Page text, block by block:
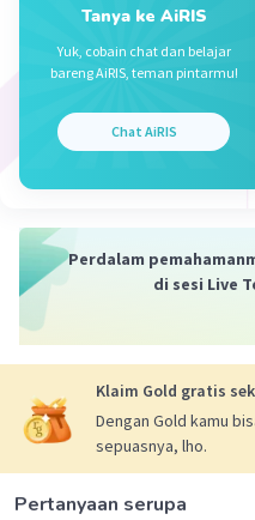
Nadhira S Level 96
01 Oktober 2023 08:18
C.isi
Karena berisi
Tanya ke AiRIS
Yuk, cobain chat dan belajar
bareng AiRIS, teman pintarmu!
Chat AiRIS
Perdalam
di sesi Live
Klaim Gold gratis
Dengan Gold kamu
sepuasnya, lho.
Pertanyaan serupa